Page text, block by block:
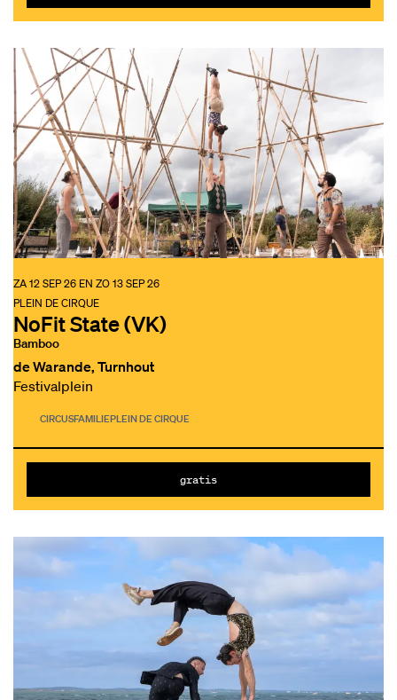
NoFit State (VK)
Bamboo
PLEIN DE CIRQUE
ZA 12 SEP 26 EN ZO 13 SEP 26
de Warande, Turnhout
Festivalplein
CIRCUSFAMILIEPLEIN DE CIRQUE
gratis